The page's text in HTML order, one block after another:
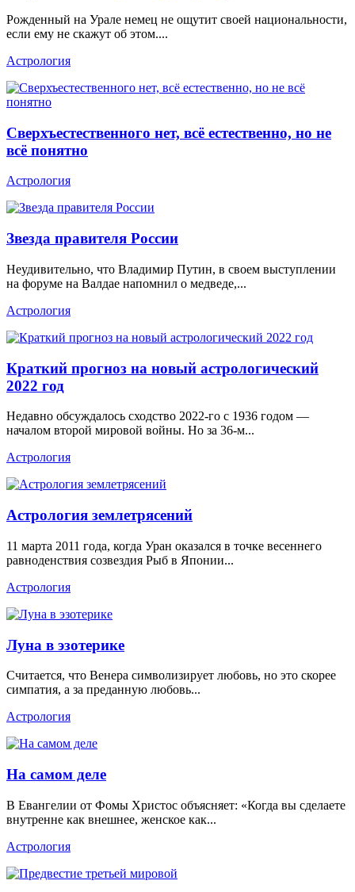
Рожденный на Урале немец не ощутит своей национальности,
если ему не скажут об этом....
Астрология
Сверхъестественного нет, всё естественно, но не
всё понятно
Астрология
Звезда правителя России
Неудивительно, что Владимир Путин, в своем выступлении
на форуме на Валдае напомнил о медведе,...
Астрология
Краткий прогноз на новый астрологический
2022 год
Недавно обсуждалось сходство 2022-го с 1936 годом —
началом второй мировой войны. Но за 36-м...
Астрология
Астрология землетрясений
11 марта 2011 года, когда Уран оказался в точке весеннего
равноденствия созвездия Рыб в Японии...
Астрология
Луна в эзотерике
Считается, что Венера символизирует любовь, но это скорее
симпатия, а за преданную любовь...
Астрология
На самом деле
В Евангелии от Фомы Христос объясняет: «Когда вы сделаете
внутренне как внешнее, женское как...
Астрология